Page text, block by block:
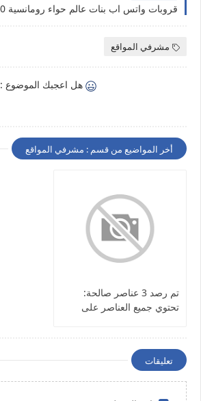
قروبات واتس اب بنات عالم حواء رومانسية 2020
مشرفي المواقع
هل اعجبك الموضوع :
أخر المواضيع من قسم : مشرفي المواقع
تم رصد 3 عناصر صالحة:
تحتوي جميع العناصر على
تعليقات